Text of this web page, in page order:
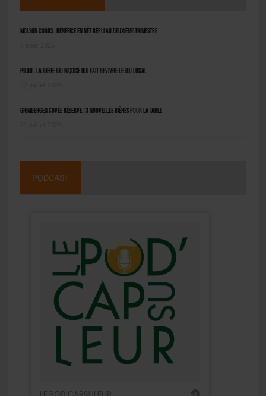
Molson Coors : bénéfice en net repli au deuxième trimestre
Pilou : la bière bio niçoise qui fait revivre le jeu local
Grimbergen Cuvée Réserve : 3 nouvelles bières pour la table
PODCAST